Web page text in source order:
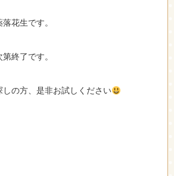
花生です。
終了です。
の方、是非お試しください